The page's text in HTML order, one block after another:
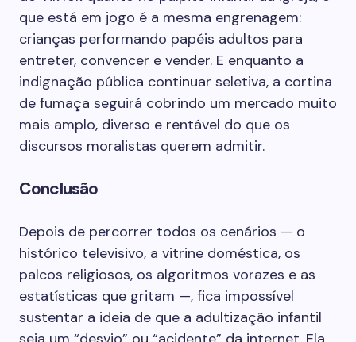
que está em jogo é a mesma engrenagem:
crianças performando papéis adultos para
entreter, convencer e vender. E enquanto a
indignação pública continuar seletiva, a cortina
de fumaça seguirá cobrindo um mercado muito
mais amplo, diverso e rentável do que os
discursos moralistas querem admitir.
Conclusão
Depois de percorrer todos os cenários — o
histórico televisivo, a vitrine doméstica, os
palcos religiosos, os algoritmos vorazes e as
estatísticas que gritam —, fica impossível
sustentar a ideia de que a adultização infantil